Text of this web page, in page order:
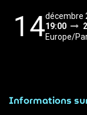
14décembre
19:00
Europe/
Informations